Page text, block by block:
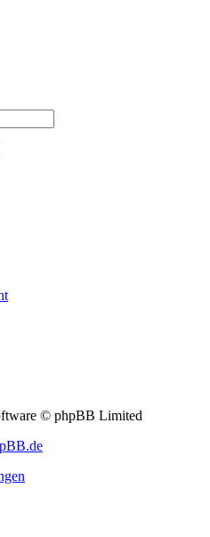
© phpBB Limited